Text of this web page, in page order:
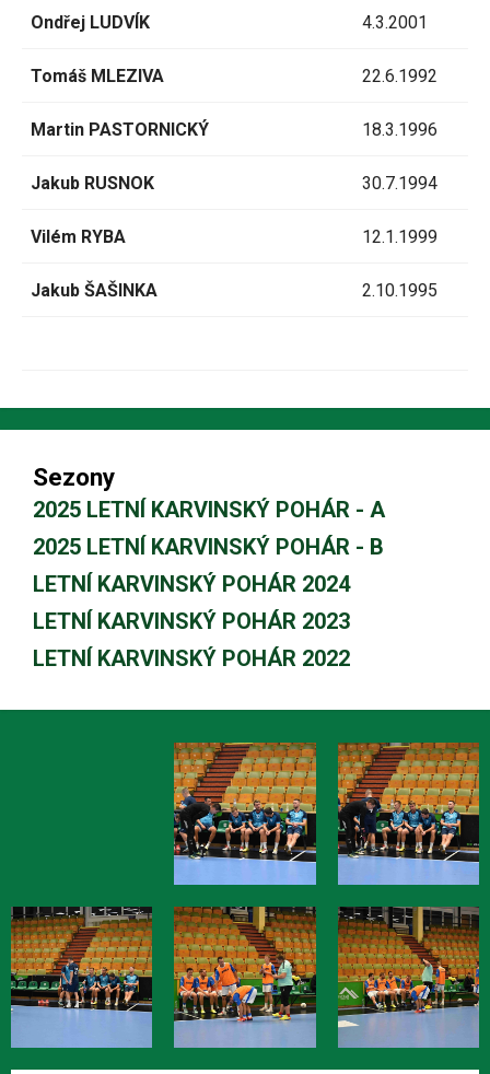
Ondřej LUDVÍK 4.3.2001
Tomáš MLEZIVA 22.6.1992
Martin PASTORNICKÝ 18.3.1996
Jakub RUSNOK 30.7.1994
Vilém RYBA 12.1.1999
Jakub ŠAŠINKA 2.10.1995
Sezony
2025 LETNÍ KARVINSKÝ POHÁR - A
2025 LETNÍ KARVINSKÝ POHÁR - B
LETNÍ KARVINSKÝ POHÁR 2024
LETNÍ KARVINSKÝ POHÁR 2023
LETNÍ KARVINSKÝ POHÁR 2022